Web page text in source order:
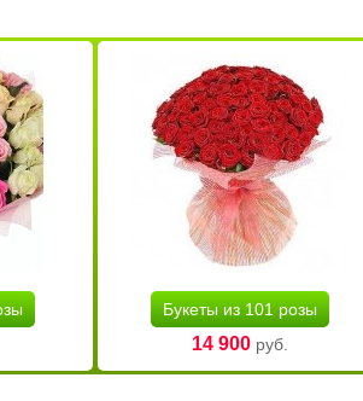
Букеты из 101 розы
14 900руб.